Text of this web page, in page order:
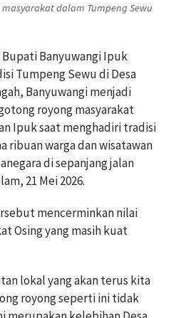
dalam Tumpeng Sewu
Bupati Banyuwangi Ipuk
Tumpeng Sewu di Desa
Banyuwangi menjadi
royong masyarakat
Ipuk saat menghadiri tradisi
ribuan warga dan wisatawan
di sepanjang jalan
21 Mei 2026.
mencerminkan nilai
Osing yang masih kuat
lokal yang akan terus kita
royong seperti ini tidak